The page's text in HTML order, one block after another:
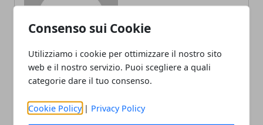
Consenso sui Cookie
Utilizziamo i cookie per ottimizzare il nostro sito
web e il nostro servizio. Puoi scegliere a quali
categorie dare il tuo consenso.
Cookie Policy | Privacy Policy
ARTICOLI CORRELATI